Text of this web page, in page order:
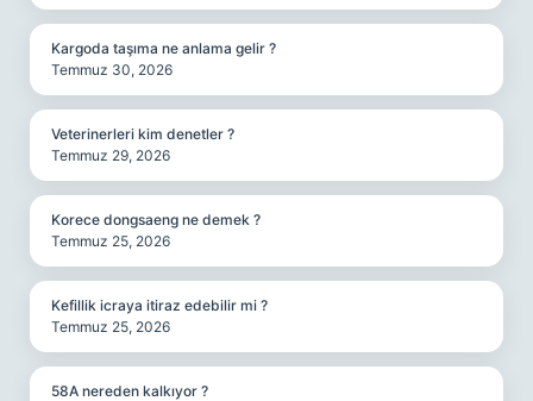
Kargoda taşıma ne anlama gelir ?
Temmuz 30, 2026
Veterinerleri kim denetler ?
Temmuz 29, 2026
Korece dongsaeng ne demek ?
Temmuz 25, 2026
Kefillik icraya itiraz edebilir mi ?
Temmuz 25, 2026
58A nereden kalkıyor ?